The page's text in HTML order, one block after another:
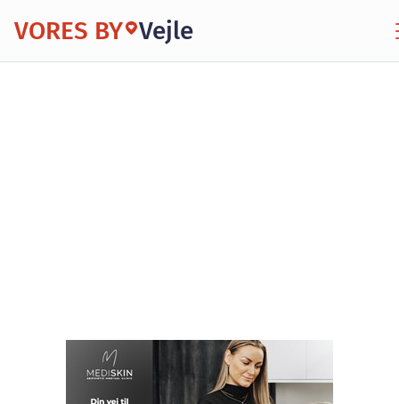
VORES BY Vejle